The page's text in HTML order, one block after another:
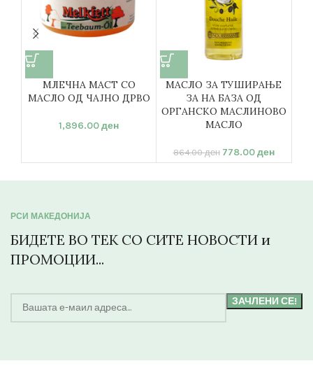
МЛЕЧНА МАСТ СО
МАСЛО ОД ЧАЈНО ДРВО
1,896.00ден
МАСЛО ЗА ТУШИРАЊЕ
ЗА НА БАЗА ОД
ОРГАНСКО МАСЛИНОВО
МАСЛО
864.00ден 778.00ден
РСИ МАКЕДОНИЈА
БИДЕТЕ ВО ТЕК СО СИТЕ НОВОСТИ и
ПРОМОЦИИ...